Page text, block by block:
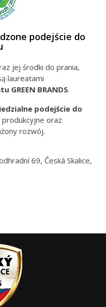
podejście do
jej środki do prania,
laureatami
GREEN BRANDS.
podejście do
oraz
rozwój.
69, Česká Skalice,